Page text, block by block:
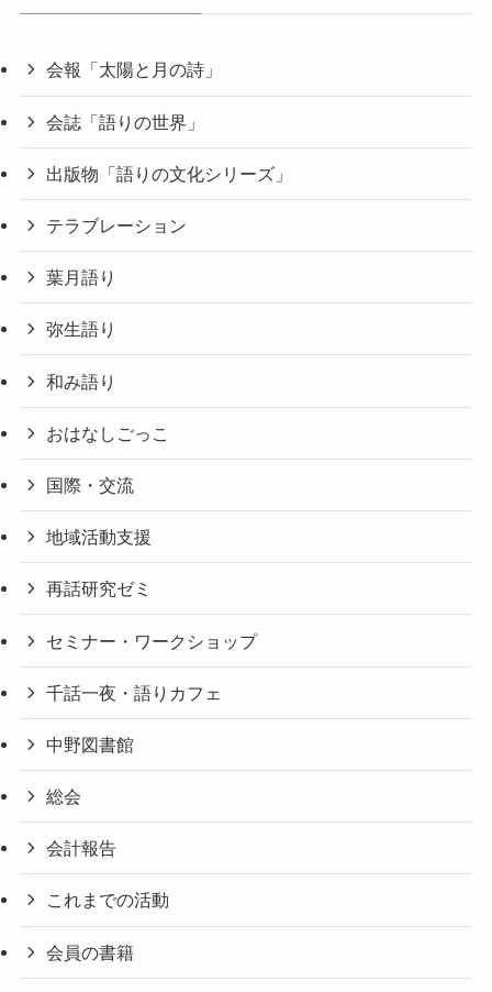
会報「太陽と月の詩」
会誌「語りの世界」
出版物「語りの文化シリーズ」
テラブレーション
葉月語り
弥生語り
和み語り
おはなしごっこ
国際・交流
地域活動支援
再話研究ゼミ
セミナー・ワークショップ
千話一夜・語りカフェ
中野図書館
総会
会計報告
これまでの活動
会員の書籍